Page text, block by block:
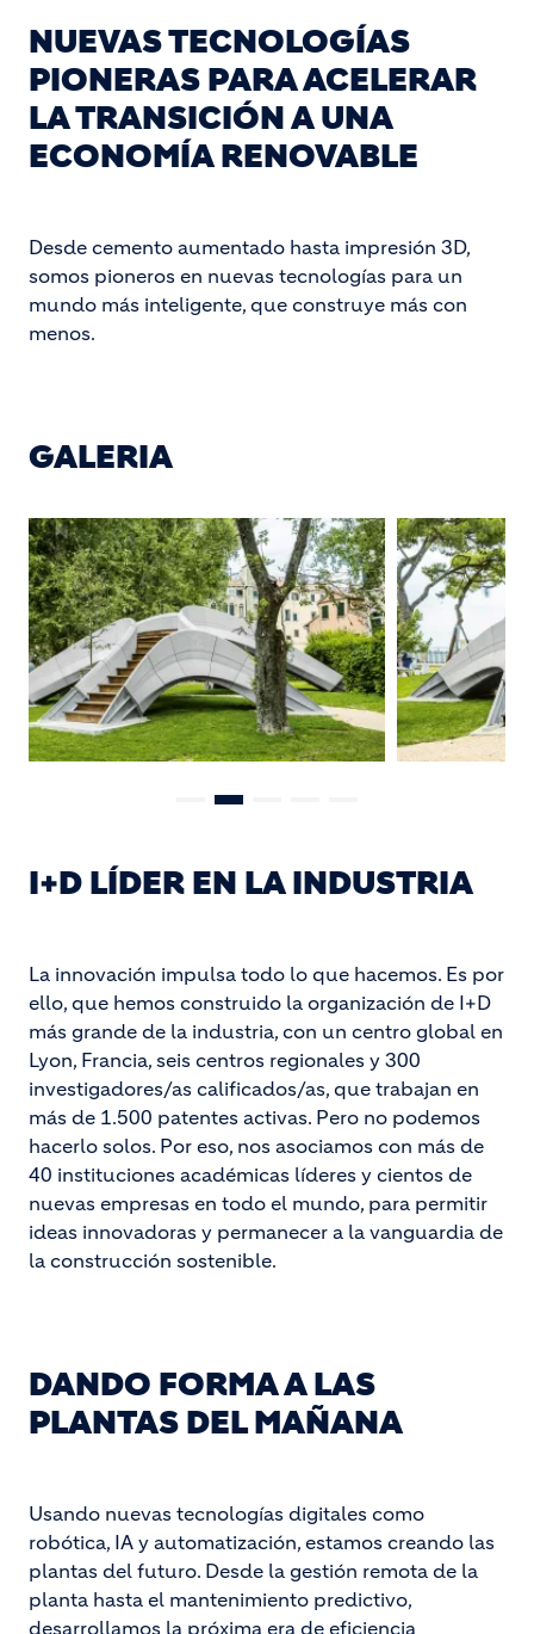
NUEVAS TECNOLOGÍAS
PIONERAS PARA ACELERAR
LA TRANSICIÓN A UNA
ECONOMÍA RENOVABLE
Desde cemento aumentado hasta impresión 3D,
somos pioneros en nuevas tecnologías para un
mundo más inteligente, que construye más con
menos.
GALERIA
I+D LÍDER EN LA INDUSTRIA
La innovación impulsa todo lo que hacemos. Es por
ello, que hemos construido la organización de I+D
más grande de la industria, con un centro global en
Lyon, Francia, seis centros regionales y 300
investigadores/as calificados/as, que trabajan en
más de 1.500 patentes activas. Pero no podemos
hacerlo solos. Por eso, nos asociamos con más de
40 instituciones académicas líderes y cientos de
nuevas empresas en todo el mundo, para permitir
ideas innovadoras y permanecer a la vanguardia de
la construcción sostenible.
DANDO FORMA A LAS
PLANTAS DEL MAÑANA
Usando nuevas tecnologías digitales como
robótica, IA y automatización, estamos creando las
plantas del futuro. Desde la gestión remota de la
planta hasta el mantenimiento predictivo,
desarrollamos la próxima era de eficiencia